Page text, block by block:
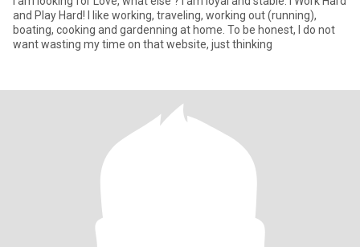
and Play Hard! I like working, traveling, working out (running),
boating, cooking and gardenning at home. To be honest, I do not
want wasting my time on that website, just thinking